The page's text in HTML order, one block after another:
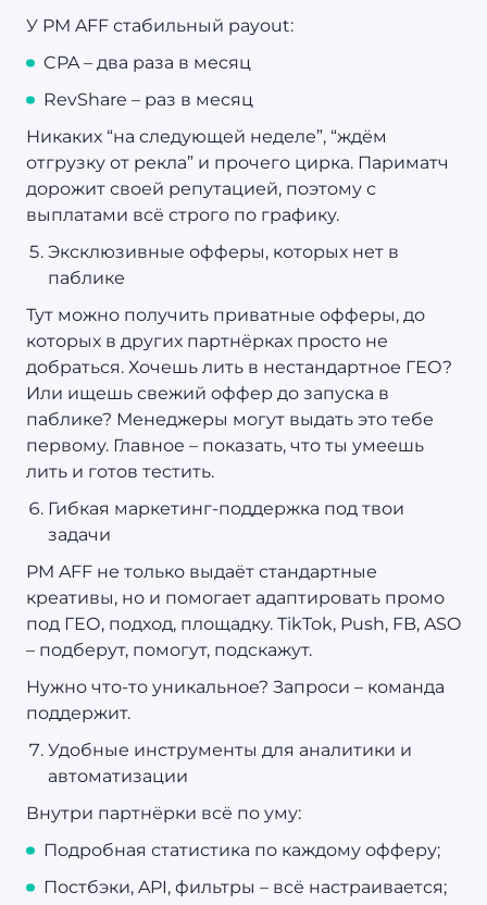
У PM AFF стабильный payout:
CPA – два раза в месяц
RevShare – раз в месяц
Никаких “на следующей неделе”, “ждём
отгрузку от рекла” и прочего цирка. Париматч
дорожит своей репутацией, поэтому с
выплатами всё строго по графику.
Эксклюзивные офферы, которых нет в
паблике
Тут можно получить приватные офферы, до
которых в других партнёрках просто не
добраться. Хочешь лить в нестандартное ГЕО?
Или ищешь свежий оффер до запуска в
паблике? Менеджеры могут выдать это тебе
первому. Главное – показать, что ты умеешь
лить и готов тестить.
Гибкая маркетинг-поддержка под твои
задачи
PM AFF не только выдаёт стандартные
креативы, но и помогает адаптировать промо
под ГЕО, подход, площадку. TikTok, Push, FB, ASO
– подберут, помогут, подскажут.
Нужно что-то уникальное? Запроси – команда
поддержит.
Удобные инструменты для аналитики и
автоматизации
Внутри партнёрки всё по уму:
Подробная статистика по каждому офферу;
Постбэки, API, фильтры – всё настраивается;